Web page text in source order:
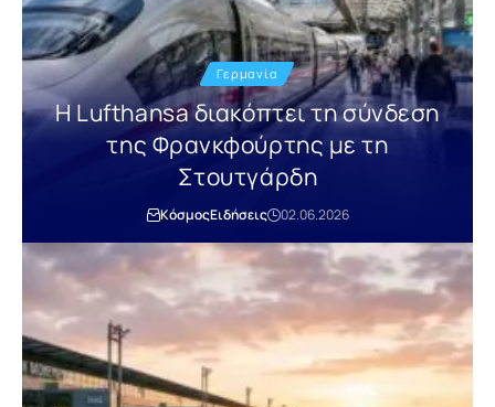
Γερμανία
Η Lufthansa διακόπτει τη σύνδεση
της Φρανκφούρτης με τη
Στουτγάρδη
ΚόσμοςΕιδήσεις 02.06.2026